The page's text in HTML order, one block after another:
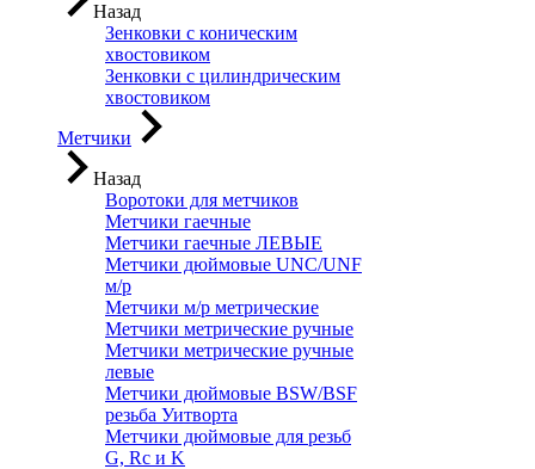
Назад
Зенковки с коническим
хвостовиком
Зенковки с цилиндрическим
хвостовиком
Метчики
Назад
Воротоки для метчиков
Метчики гаечные
Метчики гаечные ЛЕВЫЕ
Метчики дюймовые UNC/UNF
м/р
Метчики м/р метрические
Метчики метрические ручные
Метчики метрические ручные
левые
Метчики дюймовые BSW/BSF
резьба Уитворта
Метчики дюймовые для резьб
G, Rc и K